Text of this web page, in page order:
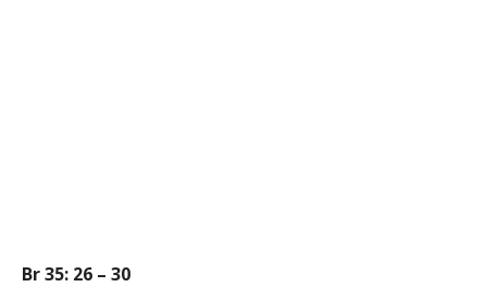
Br 35: 26 – 30